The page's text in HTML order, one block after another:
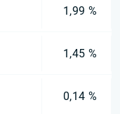
1,99 %
1,45 %
0,14 %